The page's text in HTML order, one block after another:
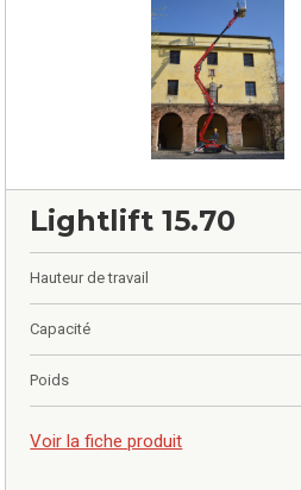
Lightlift 15.70
Hauteur de travail
Capacité
Poids
Voir la fiche produit